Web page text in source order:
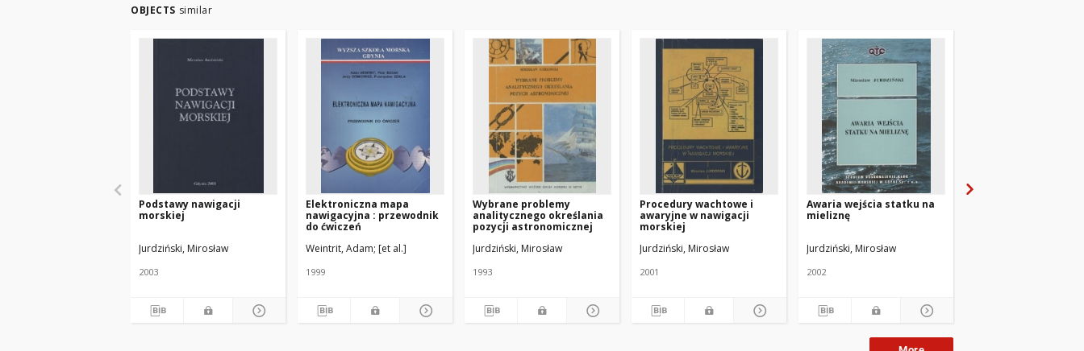
OBJECTS similar
Podstawy nawigacji
morskiej
Jurdziński, Mirosław
2003
Elektroniczna mapa
nawigacyjna : przewodnik
do ćwiczeń
Weintrit, Adam [et al.]
1999
Wybrane problemy
analitycznego określania
pozycji astronomicznej
Jurdziński, Mirosław
1993
Procedury wachtowe i
awaryjne w nawigacji
morskiej
Jurdziński, Mirosław
2001
Awaria wejścia statku na
mieliznę
Jurdziński, Mirosław
2002